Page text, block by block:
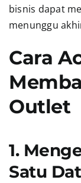
bisnis dapat
menunggu
Cara
Outlet
1.
Satu